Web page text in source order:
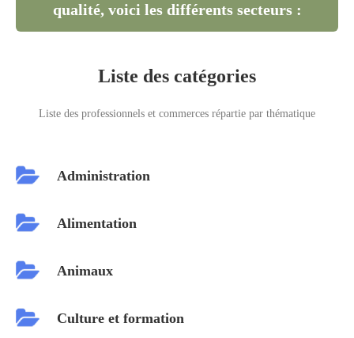
qualité, voici les différents secteurs :
Liste des catégories
Liste des professionnels et commerces répartie par thématique
Administration
Alimentation
Animaux
Culture et formation